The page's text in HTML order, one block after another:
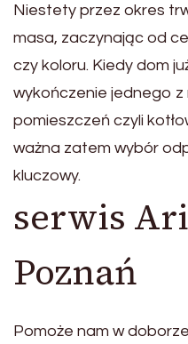
Niestety przez okres
masa, zaczynając od
czy koloru. Kiedy dom
wykończenie jednego z
pomieszczeń czyli
ważna zatem wybór
kluczowy.
serwis
Poznań
Pomoże nam w